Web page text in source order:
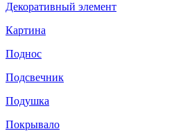
Декоративный элемент
Картина
Поднос
Подсвечник
Подушка
Покрывало